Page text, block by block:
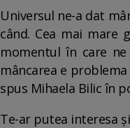
Universul ne-a dat
când. Cea mai
momentul în care
mâncarea e
spus Mihaela Bilic în
Te-ar putea interesa